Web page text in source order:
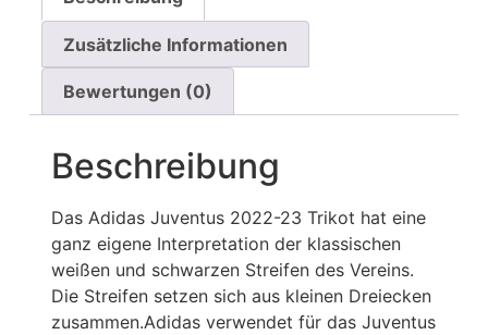
Zusätzliche Informationen
Bewertungen (0)
Beschreibung
Das Adidas Juventus 2022-23 Trikot hat eine
ganz eigene Interpretation der klassischen
weißen und schwarzen Streifen des Vereins.
Die Streifen setzen sich aus kleinen Dreiecken
zusammen.Adidas verwendet für das Juventus